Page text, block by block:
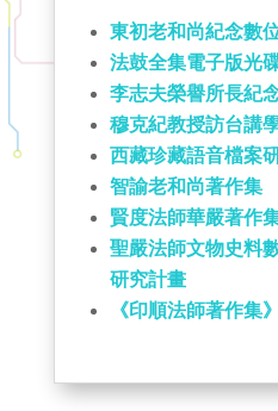
東初老和尚紀念數
法鼓全集電子版光
李志夫榮譽所長紀
穆克紀教授訪台講
西藏珍藏語音檔案
智諭老和尚著作集
賢度法師華嚴著作
聖嚴法師文物史料
研究計畫
《印順法師著作集